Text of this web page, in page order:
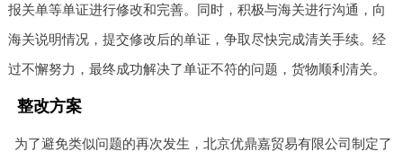
报关单等单证进行修改和完善。同时，积极与海关进行沟通，向
海关说明情况，提交修改后的单证，争取尽快完成清关手续。经
过不懈努力，最终成功解决了单证不符的问题，货物顺利清关。
整改方案
为了避免类似问题的再次发生，北京优鼎嘉贸易有限公司制定了